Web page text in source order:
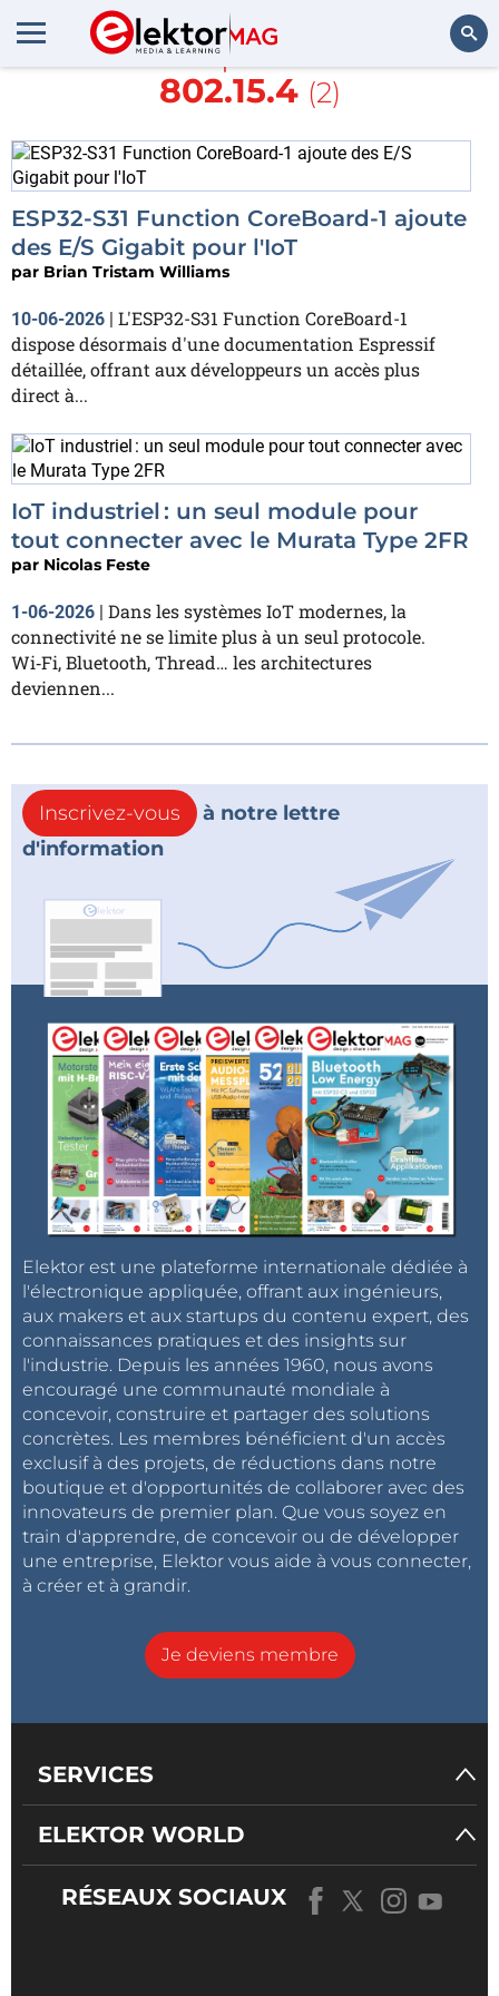
En savoir plus sur
802.15.4 (2)
ESP32-S31 Function CoreBoard-1 ajoute
des E/S Gigabit pour l'IoT
par Brian Tristam Williams
10-06-2026 | L'ESP32-S31 Function CoreBoard-1
dispose désormais d'une documentation Espressif
détaillée, offrant aux développeurs un accès plus
direct à...
IoT industriel : un seul module pour
tout connecter avec le Murata Type 2FR
par Nicolas Feste
1-06-2026 | Dans les systèmes IoT modernes, la
connectivité ne se limite plus à un seul protocole.
Wi‑Fi, Bluetooth, Thread… les architectures
deviennen...
Inscrivez-vous
à notre lettre
d'information
Elektor est une plateforme internationale dédiée à
l'électronique appliquée, offrant aux ingénieurs,
aux makers et aux startups du contenu expert, des
connaissances pratiques et des insights sur
l'industrie. Depuis les années 1960, nous avons
encouragé une communauté mondiale à
concevoir, construire et partager des solutions
concrètes. Les membres bénéficient d'un accès
exclusif à des projets, de réductions dans notre
boutique et d'opportunités de collaborer avec des
innovateurs de premier plan. Que vous soyez en
train d'apprendre, de concevoir ou de développer
une entreprise, Elektor vous aide à vous connecter,
à créer et à grandir.
Je deviens membre
SERVICES
ELEKTOR WORLD
RÉSEAUX SOCIAUX